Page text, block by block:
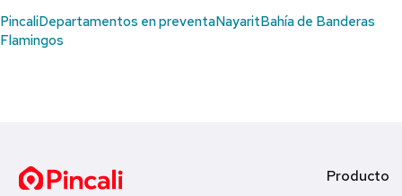
PincaliDepartamentos en preventaNayaritBahía de Banderas
Flamingos
Producto